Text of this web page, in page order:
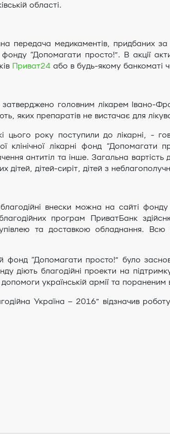
області.
передача медикаментів, придбаних
“Допомагати просто!”. В акції
Приват24 або в будь-якому банкоматі
головним лікарем Івано-
яких препаратів не вистачає для
цього року поступили до лікарні, -
клінічної лікарні фонд
антитіл та інше. Загальна
дітей, дітей-сиріт, дітей з
внески можна на сайті фонду
програм ПриватБанк
та доставкою обладнання.
фонд “Допомагати просто!” було
діють благодійні проекти на
українській армії та
Україна – 2016” відзначив